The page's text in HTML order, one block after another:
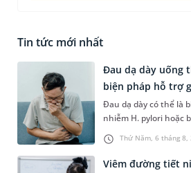
Tin tức mới nhất
Thứ Năm, 6 tháng 8,
Đau dạ dày uống
biện pháp hỗ trợ
Đau dạ dày có thể là
nhiễm H. pylori hoặc
khác. Dựa theo
cân nhắc chỉ định p...
Viêm đường tiết